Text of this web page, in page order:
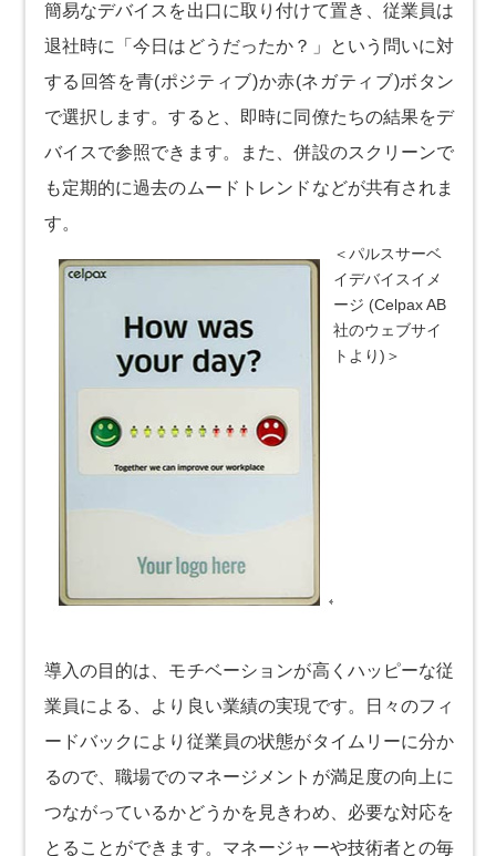
簡易なデバイスを出口に取り付けて置き、従業員は
退社時に「今日はどうだったか？」という問いに対
する回答を青(ポジティブ)か赤(ネガティブ)ボタン
で選択します。すると、即時に同僚たちの結果をデ
バイスで参照できます。また、併設のスクリーンで
も定期的に過去のムードトレンドなどが共有されま
す。
＜パルスサーベ
イデバイスイメ
ージ (Celpax AB
社のウェブサイ
トより)＞
導入の目的は、モチベーションが高くハッピーな従
業員による、より良い業績の実現です。日々のフィ
ードバックにより従業員の状態がタイムリーに分か
るので、職場でのマネージメントが満足度の向上に
つながっているかどうかを見きわめ、必要な対応を
とることができます。マネージャーや技術者との毎